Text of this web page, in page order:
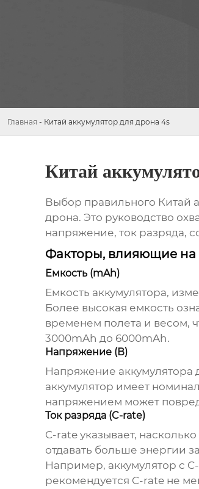
Главная - Китай аккумулятор для дрона 4s
Китай
Выбор правильного Китай
дрона. Это руководство
напряжение, ток разряда,
Факторы, влияющие
Емкость (mAh)
Емкость аккумулятора,
Более высокая емкость
временем полета и весом,
3000mAh до 6000mAh.
Напряжение (В)
Напряжение аккумулятора
аккумулятор имеет
напряжением может
Ток разряда (C-rate)
C-rate указывает,
отдавать больше энергии
Например, аккумулятор с
рекомендуется C-rate не